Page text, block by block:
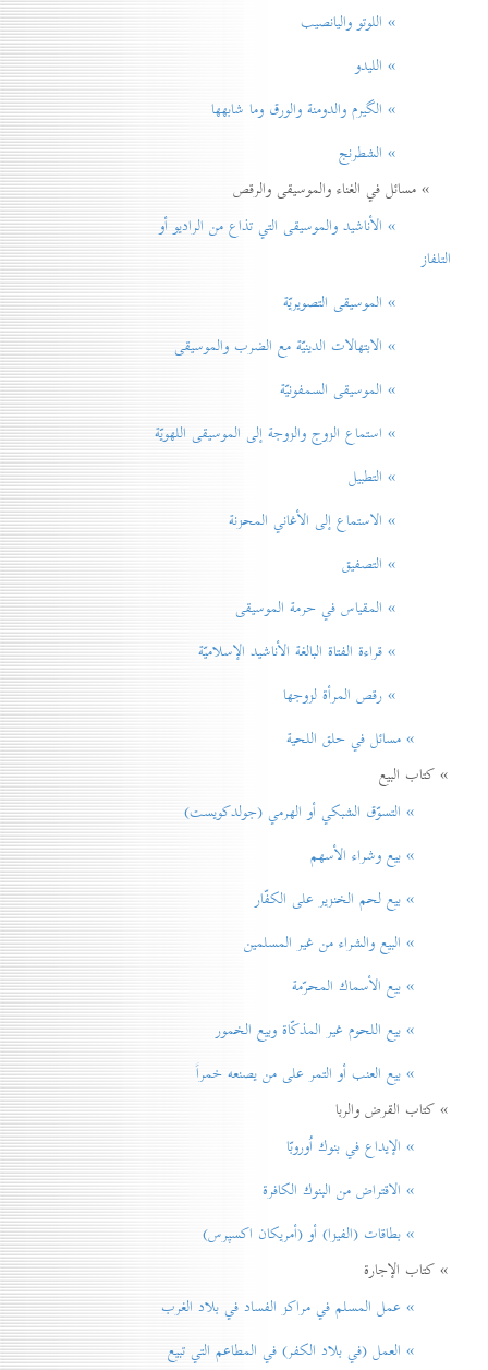
» اللوتو واليانصيب
» الليدو
» الگيرم والدومنة والورق وما شابهها
» الشطرنج
» مسائل في الغناء والموسيقى والرقص
» الأناشيد والموسيقی التي تذاع من الراديو أو
التلفاز
» الموسيقى التصويريّة
» الابتهالات الدينيّة مع الضرب والموسيقى
» الموسيقى السمفونيّة
» استماع الزوج والزوجة إلى الموسيقى اللهويّة
» التطبيل
» الاستماع إلى الأغاني المحزنة
» التصفيق
» المقياس في حرمة الموسيقی
» قراءة الفتاة البالغة الأناشيد الإسلاميّة
» رقص المرأة لزوجها
» مسائل في حلق اللحية
» كتاب البيع
» التسوّق الشبكي أو الهرمي (جولدكويست)
» بيع وشراء الأسهم
» بيع لحم الخنزير علی الكفّار
» البيع والشراء من غير المسلمين
» بيع الأسماك المحرّمة
» بيع اللحوم غير المذكّاة وبيع الخمور
» بيع العنب أو التمر على من يصنعه خمراً
» كتاب القرض والربا
» الإيداع في بنوك اُوروبّا
» الاقتراض من البنوك الكافرة
» بطاقات (الفيزا) أو (أمريكان اكسپرس)
» كتاب الإجارة
» عمل المسلم في مراكز الفساد في بلاد الغرب
» العمل (في بلاد الكفر) في المطاعم التي تبيع